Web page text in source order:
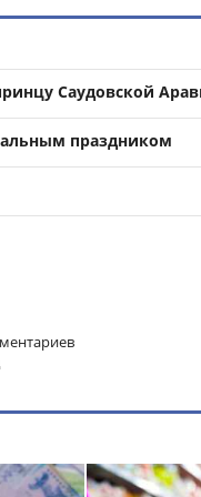
Саудовской
праздником